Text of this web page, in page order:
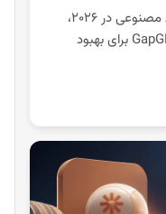
بررسی تحولات رقابتی مدل‌های هوش مصنوعی در ۲۰۲۶،
نقش Claude و Gemini، و راهکار GapGPT برای بهبود